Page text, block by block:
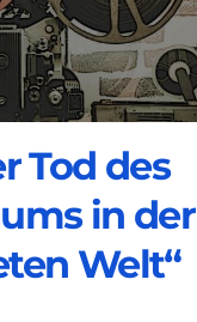
Tod des
in der
Welt“